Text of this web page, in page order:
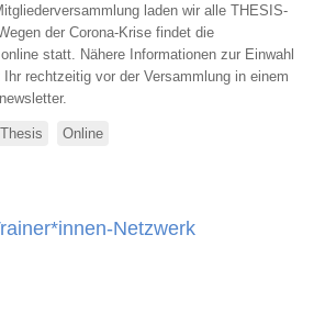
laden wir alle THESIS-
der Corona-Krise findet die
statt. Nähere Informationen zur Einwahl
rechtzeitig vor der Versammlung in einem
Thesis Online
Netzwerk